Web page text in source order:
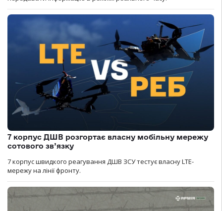
7 корпус ДШВ розгортає власну мобільну мережу
сотового зв’язку
7 корпус швидкого реагування ДШВ ЗСУ тестує власну LTE-
мережу на лінії фронту.